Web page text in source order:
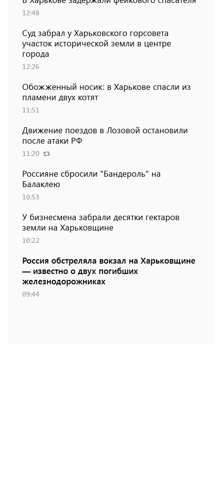
12:48
Суд забрал у Харьковского горсовета
участок исторической земли в центре
города
12:26
Обожженный носик: в Харькове спасли из
пламени двух котят
11:51
Движение поездов в Лозовой остановили
после атаки РФ
11:20
Россияне сбросили "Бандероль" на
Балаклею
10:53
У бизнесмена забрали десятки гектаров
земли на Харьковщине
10:22
Россия обстреляла вокзал на Харьковщине
— известно о двух погибших
железнодорожниках
09:44